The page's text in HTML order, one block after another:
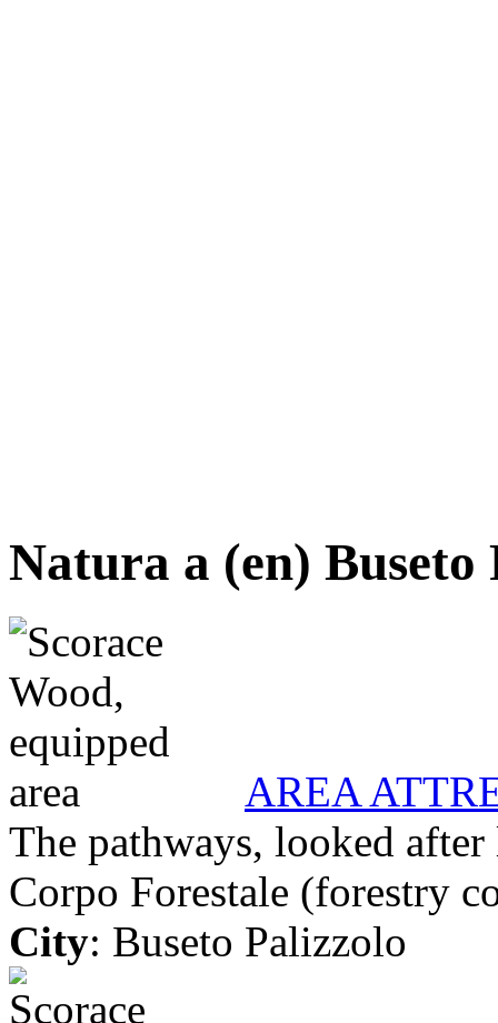
Natura a (en) Buseto
AREA
The pathways, looked
Corpo Forestale (forestry
City: Buseto Palizzolo